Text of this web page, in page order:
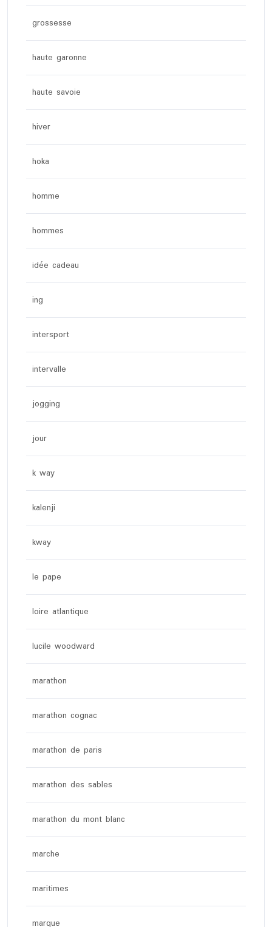
grossesse
haute garonne
haute savoie
hiver
hoka
homme
hommes
idée cadeau
ing
intersport
intervalle
jogging
jour
k way
kalenji
kway
le pape
loire atlantique
lucile woodward
marathon
marathon cognac
marathon de paris
marathon des sables
marathon du mont blanc
marche
maritimes
marque